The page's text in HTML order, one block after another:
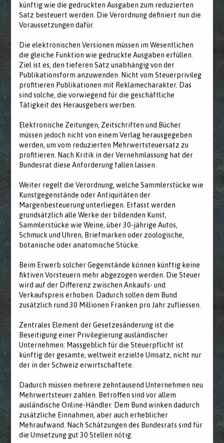
künftig wie die gedruckten Ausgaben zum reduzierten
Satz besteuert werden. Die Verordnung definiert nun die
Voraussetzungen dafür.
Die elektronischen Versionen müssen im Wesentlichen
die gleiche Funktion wie gedruckte Ausgaben erfüllen.
Ziel ist es, den tieferen Satz unabhängig von der
Publikationsform anzuwenden. Nicht vom Steuerprivileg
profitieren Publikationen mit Reklamecharakter. Das
sind solche, die vorwiegend für die geschäftliche
Tätigkeit des Herausgebers werben.
Elektronische Zeitungen, Zeitschriften und Bücher
müssen jedoch nicht von einem Verlag herausgegeben
werden, um vom reduzierten Mehrwertsteuersatz zu
profitieren. Nach Kritik in der Vernehmlassung hat der
Bundesrat diese Anforderung fallen lassen.
Weiter regelt die Verordnung, welche Sammlerstücke wie
Kunstgegenstände oder Antiquitäten der
Margenbesteuerung unterliegen. Erfasst werden
grundsätzlich alle Werke der bildenden Kunst,
Sammlerstücke wie Weine, über 30-jährige Autos,
Schmuck und Uhren, Briefmarken oder zoologische,
botanische oder anatomische Stücke.
Beim Erwerb solcher Gegenstände können künftig keine
fiktiven Vorsteuern mehr abgezogen werden. Die Steuer
wird auf der Differenz zwischen Ankaufs- und
Verkaufspreis erhoben. Dadurch sollen dem Bund
zusätzlich rund 30 Millionen Franken pro Jahr zufliessen.
Zentrales Element der Gesetzesänderung ist die
Beseitigung einer Privilegierung ausländischer
Unternehmen: Massgeblich für die Steuerpflicht ist
künftig der gesamte, weltweit erzielte Umsatz, nicht nur
der in der Schweiz erwirtschaftete.
Dadurch müssen mehrere zehntausend Unternehmen neu
Mehrwertsteuer zahlen. Betroffen sind vor allem
ausländische Online-Händler. Dem Bund winken dadurch
zusätzliche Einnahmen, aber auch erheblicher
Mehraufwand. Nach Schätzungen des Bundesrats sind für
die Umsetzung gut 30 Stellen nötig.